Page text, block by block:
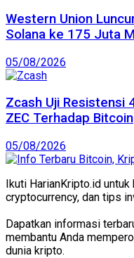
Western Union
Solana ke 175 Juta
05/08/2026
Zcash Uji Resistensi
ZEC Terhadap Bitcoin
05/08/2026
Ikuti HarianKripto.id
cryptocurrency, dan tips
Dapatkan informasi
membantu Anda
dunia kripto.